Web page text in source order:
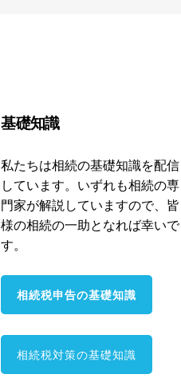
基礎知識
私たちは相続の基礎知識を配信
しています。いずれも相続の専
門家が解説していますので、皆
様の相続の一助となれば幸いで
す。
相続税申告の基礎知識
相続税対策の基礎知識